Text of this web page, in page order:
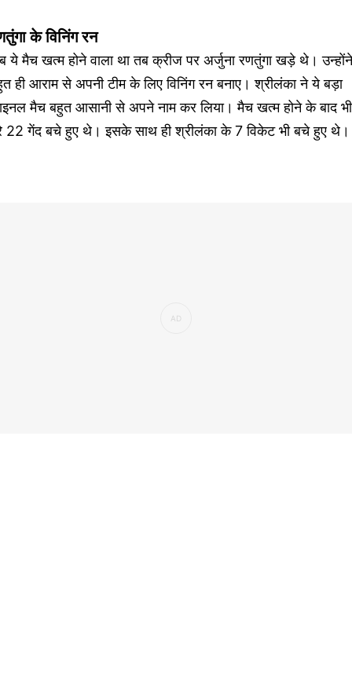
के विनिंग रन
ये मैच खत्म होने वाला था तब क्रीज पर अर्जुना रणतुंगा खड़े थे। उन्होंने
ही आराम से अपनी टीम के लिए विनिंग रन बनाए। श्रीलंका ने ये बड़ा
मैच बहुत आसानी से अपने नाम कर लिया। मैच खत्म होने के बाद भी
22 गेंद बचे हुए थे। इसके साथ ही श्रीलंका के 7 विकेट भी बचे हुए थे।